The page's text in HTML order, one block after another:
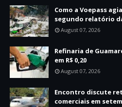
Como a Voepass
segundo relatório
August 07, 2026
Refinaria de
em R$ 0,20
August 07, 2026
Encontro discute
comerciais em